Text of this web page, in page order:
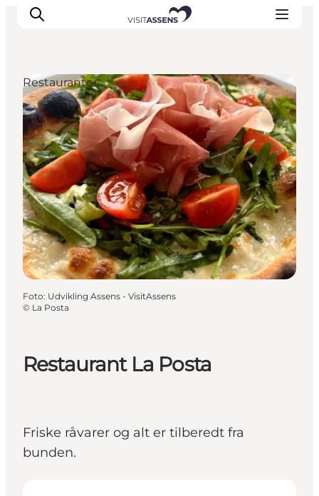
Overnatning
Oplevelser
Spis & drik
Det sker
Åbningstider
Restaurant La Posta
Friske råvarer og alt er tilberedt fra
bunden.
Restauranter
Foto: Udvikling Assens - VisitAssens
© La Posta